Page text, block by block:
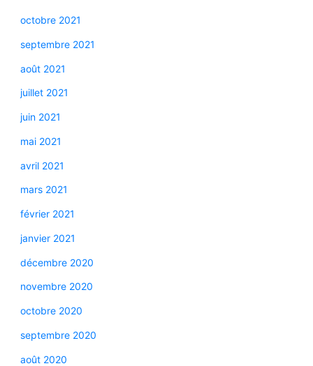
octobre 2021
septembre 2021
août 2021
juillet 2021
juin 2021
mai 2021
avril 2021
mars 2021
février 2021
janvier 2021
décembre 2020
novembre 2020
octobre 2020
septembre 2020
août 2020